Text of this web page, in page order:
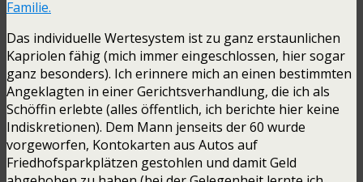
Familie.
Das individuelle Wertesystem ist zu ganz erstaunlichen
Kapriolen fähig (mich immer eingeschlossen, hier sogar
ganz besonders). Ich erinnere mich an einen bestimmten
Angeklagten in einer Gerichtsverhandlung, die ich als
Schöffin erlebte (alles öffentlich, ich berichte hier keine
Indiskretionen). Dem Mann jenseits der 60 wurde
vorgeworfen, Kontokarten aus Autos auf
Friedhofsparkplätzen gestohlen und damit Geld